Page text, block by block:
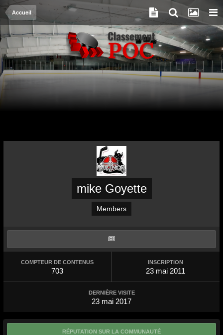
Accueil
mike Goyette
Members
COMPTEUR DE CONTENUS
703
INSCRIPTION
23 mai 2011
DERNIÈRE VISITE
23 mai 2017
RÉPUTATION SUR LA COMMUNAUTÉ